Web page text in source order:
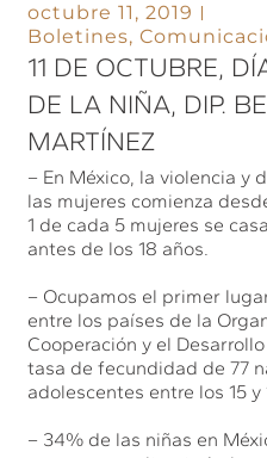
octubre 11, 2019
Boletines,
11 DE OCTUBRE,
DE LA NIÑA, DIP.
MARTÍNEZ
– En México, la violencia y
las mujeres comienza
1 de cada 5 mujeres se
antes de los 18 años.
– Ocupamos el primer
entre los países de la
Cooperación y el
tasa de fecundidad de 77
adolescentes entre los 15
– 34% de las niñas en